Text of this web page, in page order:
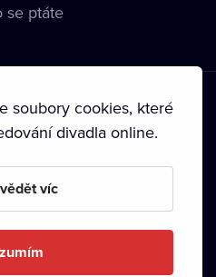
se ptáte
soukromí • Zásady používání
práva•
soubory cookies, které
divadla online.
víc